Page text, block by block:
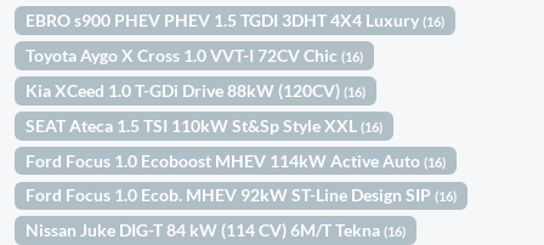
EBRO s900 PHEV PHEV 1.5 TGDI 3DHT 4X4 Luxury(16)
Toyota Aygo X Cross 1.0 VVT-I 72CV Chic(16)
Kia XCeed 1.0 T-GDi Drive 88kW (120CV)(16)
SEAT Ateca 1.5 TSI 110kW St&Sp Style XXL(16)
Ford Focus 1.0 Ecoboost MHEV 114kW Active Auto(16)
Ford Focus 1.0 Ecob. MHEV 92kW ST-Line Design SIP(16)
Nissan Juke DIG-T 84 kW (114 CV) 6M/T Tekna(16)